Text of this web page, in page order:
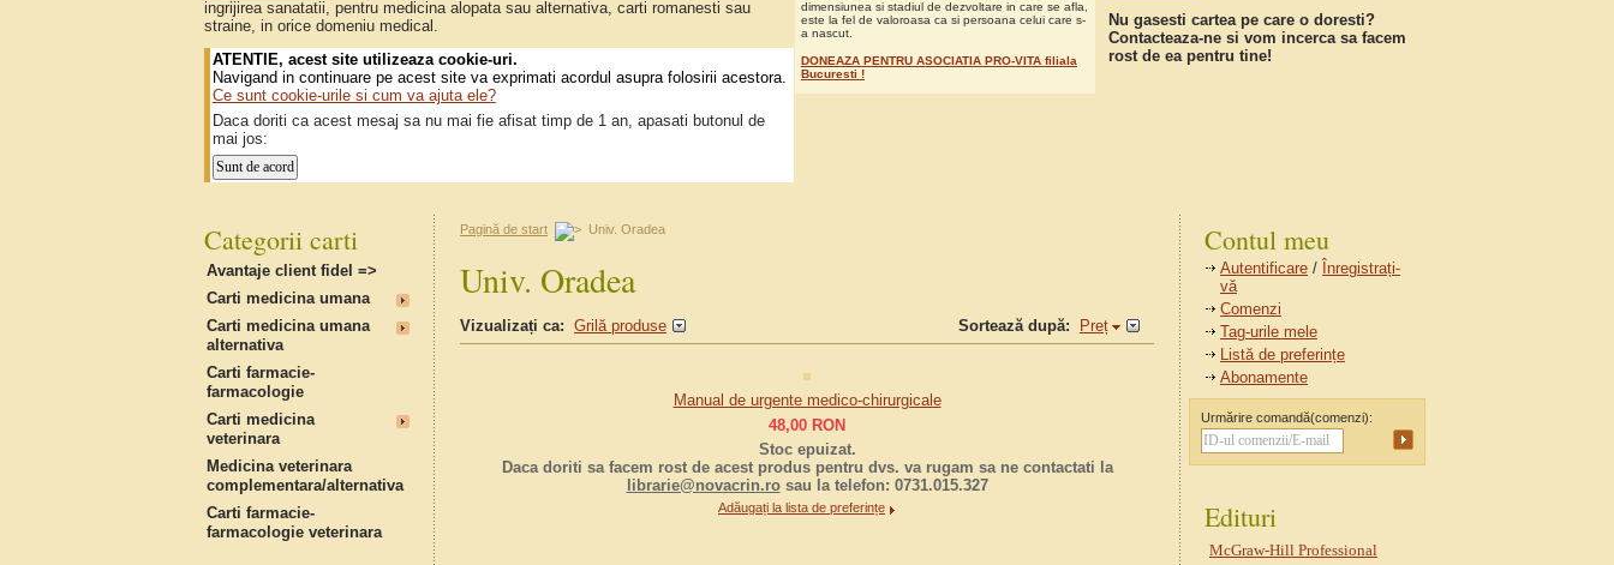
ingrijirea sanatatii, pentru medicina alopata sau alternativa, carti romanesti sau
straine, in orice domeniu medical.
ATENTIE, acest site utilizeaza cookie-uri.
Navigand in continuare pe acest site va exprimati acordul asupra folosirii acestora.
Ce sunt cookie-urile si cum va ajuta ele?
Daca doriti ca acest mesaj sa nu mai fie afisat timp de 1 an, apasati butonul de
mai jos:
dimensiunea si stadiul de dezvoltare in care se afla,
este la fel de valoroasa ca si persoana celui care s-
a nascut.
DONEAZA PENTRU ASOCIATIA PRO-VITA filiala
Bucuresti !
Nu gasesti cartea pe care o doresti?
Contacteaza-ne si vom incerca sa facem
rost de ea pentru tine!
Pagină de start Univ. Oradea
Univ. Oradea
Vizualizați ca: Grilă produse Sortează după: Preț
Manual de urgente medico-chirurgicale
48,00 RON
Stoc epuizat.
Daca doriti sa facem rost de acest produs pentru dvs. va rugam sa ne contactati la
librarie@novacrin.rosau la telefon: 0731.015.327
Adăugați la lista de preferințe
Categorii carti
Avantaje client fidel =>
Carti medicina umana
Carti medicina umana
alternativa
Carti farmacie-
farmacologie
Carti medicina
veterinara
Medicina veterinara
complementara/alternativa
Carti farmacie-
farmacologie veterinara
Contul meu
Autentificare / Înregistrați-
vă
Comenzi
Tag-urile mele
Listă de preferințe
Abonamente
Urmărire comandă(comenzi):
Edituri
McGraw-Hill Professional